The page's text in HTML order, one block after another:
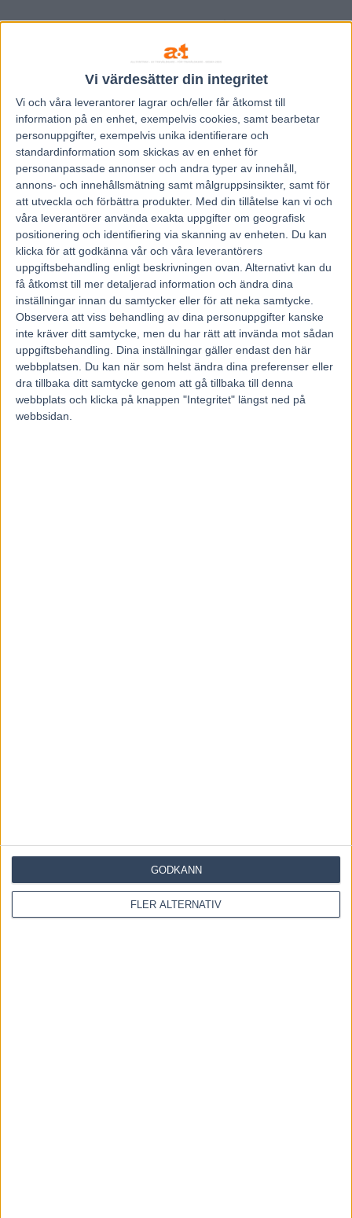
Vi värdesätter din integritet
Vi och våra leverantorer lagrar och/eller får åtkomst till
information på en enhet, exempelvis cookies, samt bearbetar
personuppgifter, exempelvis unika identifierare och
standardinformation som skickas av en enhet för
personanpassade annonser och andra typer av innehåll,
annons- och innehållsmätning samt målgruppsinsikter, samt för
att utveckla och förbättra produkter. Med din tillåtelse kan vi och
våra leverantörer använda exakta uppgifter om geografisk
positionering och identifiering via skanning av enheten. Du kan
klicka för att godkänna vår och våra leverantörers
uppgiftsbehandling enligt beskrivningen ovan. Alternativt kan du
få åtkomst till mer detaljerad information och ändra dina
inställningar innan du samtycker eller för att neka samtycke.
Observera att viss behandling av dina personuppgifter kanske
inte kräver ditt samtycke, men du har rätt att invända mot sådan
uppgiftsbehandling. Dina inställningar gäller endast den här
webbplatsen. Du kan när som helst ändra dina preferenser eller
dra tillbaka ditt samtycke genom att gå tillbaka till denna
webbplats och klicka på knappen "Integritet" längst ned på
webbsidan.
FLER ALTERNATIV
GODKÄNN
Francesco Zet får wild card –
jagar tredje raka
3 augusti, 2026
Blågul prägel på Hambletonian –
försökssegrar till Lorentzon och
Melander
2 augusti, 2026
Dream Mine till Menhammar – tar
sikte mot Prix d’Amérique
31 juli, 2026
INGA KOMMENTARER
KOMMENTERA ARTIKELN